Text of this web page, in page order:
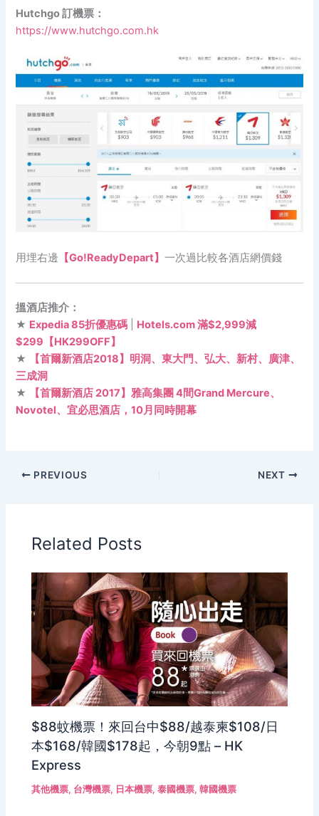
Hutchgo 訂機票：
https://www.hutchgo.com.hk
用埋右邊 【Go!ReadyDepart】一次過比較各酒店網價錢
搵酒店推介：
★ Expedia 85折優惠碼
Hotels.com 滿$2,999減
$299【HK299OFF】
★
【首爾新酒店2018】明洞、東大門、弘大、新村、廣津、
三成洞
★
【首爾新酒店 2017】雅高集團 4間Grand Mercure、
Novotel、宜必思酒店，10月同時開幕
PREVIOUS NEXT
Related Posts
$88蚊機票！來回台中$88/越泰柬$108/日
本$168/韓國$178起，今朝9點 – HK
Express
其他機票, 台灣機票, 日本機票,泰國機票,韓國機票